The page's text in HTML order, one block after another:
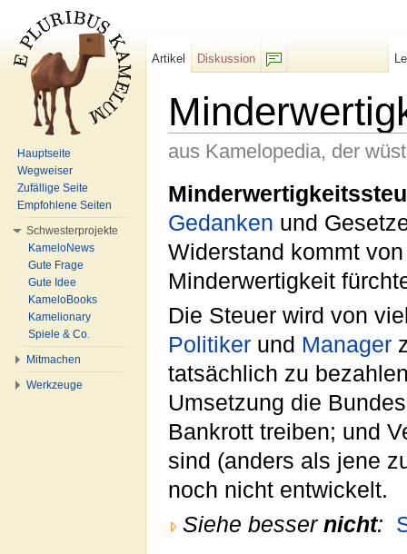
aus Kamelopedia, der
Gedanken und
Widerstand kommt
Minderwertigkeit
Die Steuer wird von
Politiker und Manager
tatsächlich zu
Umsetzung die
Bankrott treiben; und
sind (anders als jene
noch nicht entwickelt.
Siehe besser nicht:
Artikel
Diskussion
Hauptseite
Wegweiser
Zufällige Seite
Empfohlene Seiten
Schwesterprojekte
KameloNews
Gute Frage
Gute Idee
KameloBooks
Kamelionary
Spiele & Co.
Mitmachen
Werkzeuge